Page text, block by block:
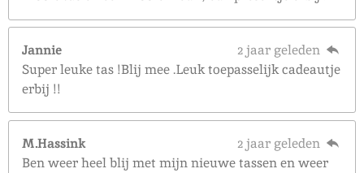
Jannie
2 jaar geleden
Super leuke tas !Blij mee .Leuk toepasselijk cadeautje
erbij !!
M.Hassink
2 jaar geleden
Ben weer heel blij met mijn nieuwe tassen en weer